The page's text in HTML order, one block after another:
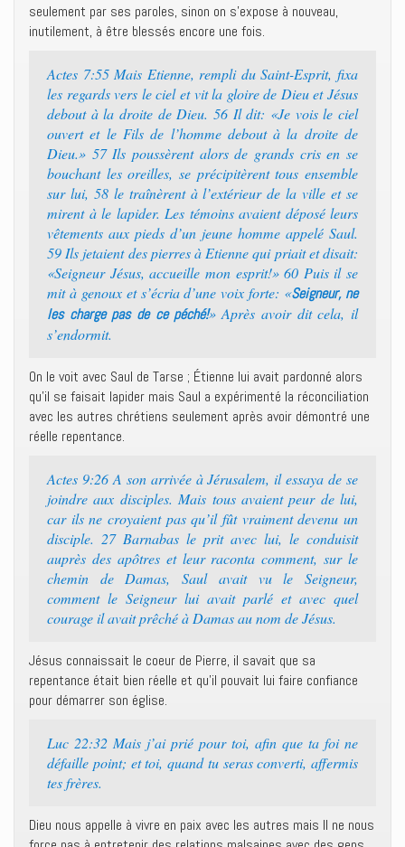
seulement par ses paroles, sinon on s’expose à nouveau,
inutilement, à être blessés encore une fois.
Actes 7:55 Mais Etienne, rempli du Saint-Esprit, fixa
les regards vers le ciel et vit la gloire de Dieu et Jésus
debout à la droite de Dieu. 56 Il dit: «Je vois le ciel
ouvert et le Fils de l’homme debout à la droite de
Dieu.» 57 Ils poussèrent alors de grands cris en se
bouchant les oreilles, se précipitèrent tous ensemble
sur lui, 58 le traînèrent à l’extérieur de la ville et se
mirent à le lapider. Les témoins avaient déposé leurs
vêtements aux pieds d’un jeune homme appelé Saul.
59 Ils jetaient des pierres à Etienne qui priait et disait:
«Seigneur Jésus, accueille mon esprit!» 60 Puis il se
mit à genoux et s’écria d’une voix forte: «Seigneur, ne
les charge pas de ce péché!» Après avoir dit cela, il
s’endormit.
On le voit avec Saul de Tarse ; Étienne lui avait pardonné alors
qu’il se faisait lapider mais Saul a expérimenté la réconciliation
avec les autres chrétiens seulement après avoir démontré une
réelle repentance.
Actes 9:26 A son arrivée à Jérusalem, il essaya de se
joindre aux disciples. Mais tous avaient peur de lui,
car ils ne croyaient pas qu’il fût vraiment devenu un
disciple. 27 Barnabas le prit avec lui, le conduisit
auprès des apôtres et leur raconta comment, sur le
chemin de Damas, Saul avait vu le Seigneur,
comment le Seigneur lui avait parlé et avec quel
courage il avait prêché à Damas au nom de Jésus.
Jésus connaissait le coeur de Pierre, il savait que sa
repentance était bien réelle et qu’il pouvait lui faire confiance
pour démarrer son église.
Luc 22:32 Mais j’ai prié pour toi, afin que ta foi ne
défaille point; et toi, quand tu seras converti, affermis
tes frères.
Dieu nous appelle à vivre en paix avec les autres mais Il ne nous